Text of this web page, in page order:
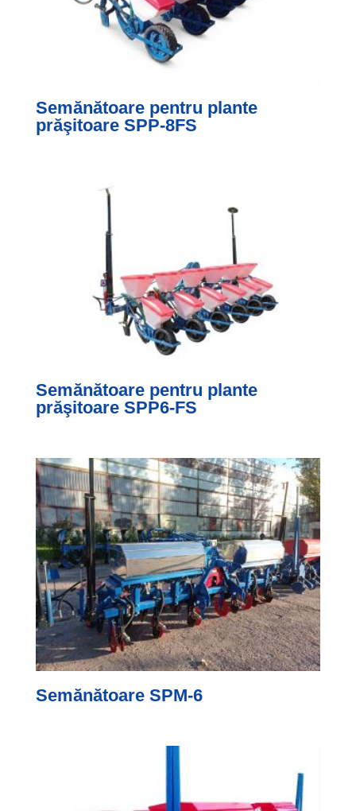
Semănătoare pentru plante
prăşitoare SPP-8FS
Semănătoare pentru plante
prăşitoare SPP6-FS
Semănătoare SPM-6